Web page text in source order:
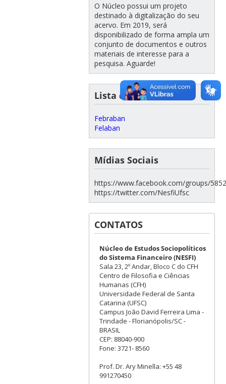
O Núcleo possui um projeto
destinado à digitalização do seu
acervo. Em 2019, será
disponibilizado de forma ampla um
conjunto de documentos e outros
materiais de interesse para a
pesquisa. Aguarde!
Lista de Links
Febraban
Felaban
Mídias Sociais
https://www.facebook.com/groups/
https://twitter.com/NesfiUfsc
CONTATOS
Núcleo de Estudos Sociopolíticos
do Sistema Financeiro (NESFI)
Sala 23, 2º Andar, Bloco C do CFH
Centro de Filosofia e Ciências
Humanas (CFH)
Universidade Federal de Santa
Catarina (UFSC)
Campus João David Ferreira Lima -
Trindade - Florianópolis/SC -
BRASIL
CEP: 88040-900
Fone: 3721- 8560
Prof. Dr. Ary Minella: +55 48
991270450